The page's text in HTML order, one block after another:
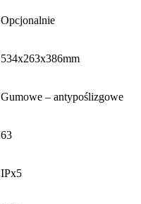
Opcjonalnie
534x263x386mm
Gumowe – antypoślizgowe
63
IPx5